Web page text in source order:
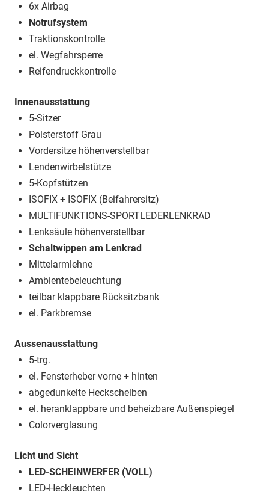
6x Airbag
Notrufsystem
Traktionskontrolle
el. Wegfahrsperre
Reifendruckkontrolle
Innenausstattung
5-Sitzer
Polsterstoff Grau
Vordersitze höhenverstellbar
Lendenwirbelstütze
5-Kopfstützen
ISOFIX + ISOFIX (Beifahrersitz)
MULTIFUNKTIONS-SPORTLEDERLENKRAD
Lenksäule höhenverstellbar
Schaltwippen am Lenkrad
Mittelarmlehne
Ambientebeleuchtung
teilbar klappbare Rücksitzbank
el. Parkbremse
Aussenausstattung
5-trg.
el. Fensterheber vorne + hinten
abgedunkelte Heckscheiben
el. heranklappbare und beheizbare Außenspiegel
Colorverglasung
Licht und Sicht
LED-SCHEINWERFER (VOLL)
LED-Heckleuchten